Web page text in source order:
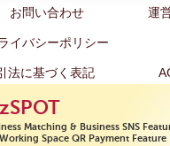
お問い合わせ 運
イバシーポリシー
法に基づく表記
Matching & Business SNS
Space QR Payment Feature